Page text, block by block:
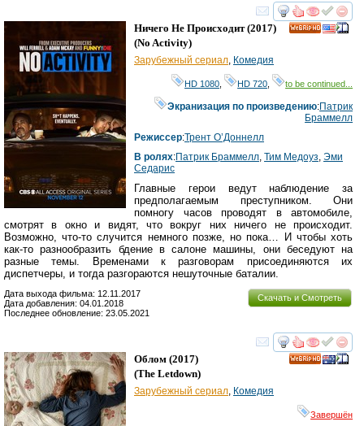
смотреть
Ничего Не Происходит(2017)
(No Activity)
Зарубежный сериал, Комедия
HD 1080 HD 720 to be continued...
Экранизация по произведению:Патрик
Браммелл
Режиссер:Трент О’Доннелл
В ролях:Патрик Браммелл, Тим Медоуз, Эми
Седарис
Главные герои ведут наблюдение за
предполагаемым преступником. Они
помногу часов проводят в автомобиле,
смотрят в окно и видят, что вокруг них ничего не происходит.
Возможно, что-то случится немного позже, но пока… И чтобы хоть
как-то разнообразить бдение в салоне машины, они беседуют на
разные темы. Временами к разговорам присоединяются их
диспетчеры, и тогда разгораются нешуточные баталии.
Скачать и Смотреть
Дата выхода фильма: 12.11.2017
Дата добавления: 04.01.2018
Последнее обновление: 23.05.2021
смотреть
Облом (2017)
(The Letdown)
Зарубежный сериал, Комедия
Завершён